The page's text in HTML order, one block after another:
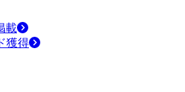
載
獲得